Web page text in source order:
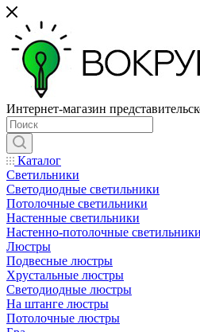
Интернет-магазин
Каталог
Светильники
Светодиодные светильники
Потолочные светильники
Настенные светильники
Настенно-потолочные светильники
Люстры
Подвесные люстры
Хрустальные люстры
Светодиодные люстры
На штанге люстры
Потолочные люстры